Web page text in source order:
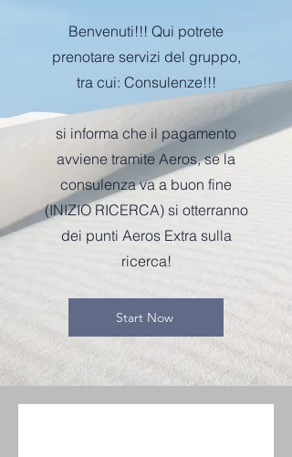
Benvenuti!!! Qui potrete
prenotare servizi del gruppo,
tra cui: Consulenze!!!
si informa che il pagamento
avviene tramite Aeros, se la
consulenza va a buon fine
(INIZIO RICERCA) si otterranno
dei punti Aeros Extra sulla
ricerca!
Start Now